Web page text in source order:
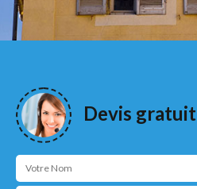
Devis gratuit